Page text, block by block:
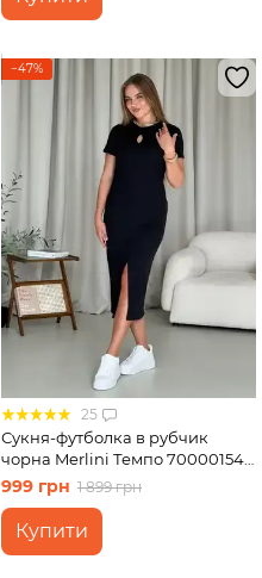
−47%
25
Сукня-футболка в рубчик
чорна Merlini Темпо 700001541
розмір L-XL
999 грн 1 899 грн
Купити